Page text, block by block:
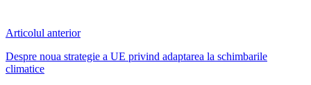
Articolul anterior
Despre noua strategie a UE privind adaptarea la schimbarile
climatice